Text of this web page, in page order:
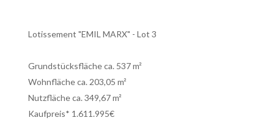
Lotissement "EMIL MARX" - Lot 3
Grundstücksfläche ca. 537 m²
Wohnfläche ca. 203,05 m²
Nutzfläche ca. 349,67 m²
Kaufpreis* 1.611.995€